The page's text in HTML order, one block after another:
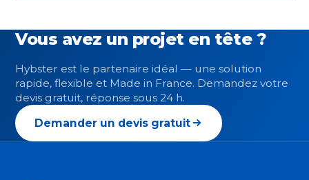
Vous avez un projet en tête ?
Hybster est le partenaire idéal — une solution
rapide, flexible et Made in France. Demandez votre
devis gratuit, réponse sous 24 h.
Demander un devis gratuit